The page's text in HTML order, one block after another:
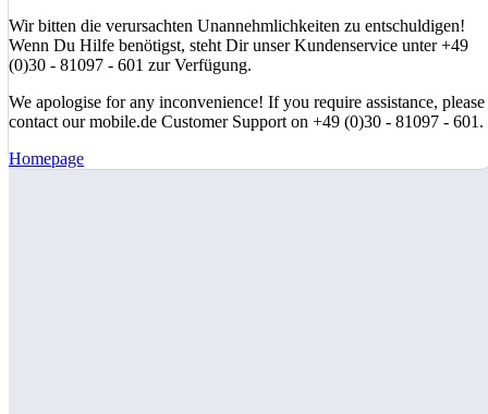
Wir bitten die verursachten Unannehmlichkeiten zu entschuldigen!
Wenn Du Hilfe benötigst, steht Dir unser Kundenservice unter +49
(0)30 - 81097 - 601 zur Verfügung.
We apologise for any inconvenience! If you require assistance, please
contact our mobile.de Customer Support on +49 (0)30 - 81097 - 601.
Homepage